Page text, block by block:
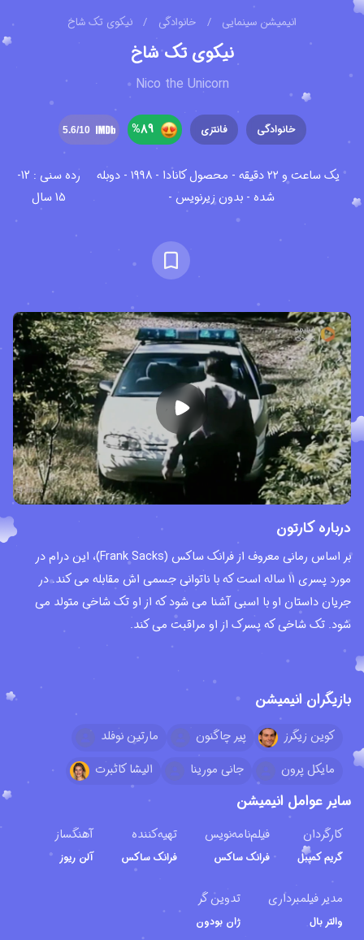
انیمیشن سینمایی / خانوادگی / نیکوی تک شاخ
نیکوی تک شاخ
Nico the Unicorn
خانوادگی فانتزی 89
%
5.6/10
یک ساعت و ۲۲ دقیقه - محصول کانادا - ۱۹۹۸ - دوبله
شده - بدون زیرنویس -
رده سنی : 12-
15 سال
درباره کارتون
بر اساس رمانی معروف از فرانک ساکس (Frank Sacks)، این درام در
مورد پسری 11 ساله است که با ناتوانی جسمی اش مقابله می کند. در
جریان داستان او با اسبی آشنا می شود که از او تک شاخی متولد می
شود. تک شاخی که پسرک از او مراقبت می کند.
بازیگران انیمیشن
کوین زیگرز پیر چاگنون
مارتین نوفلد
مایکل پرون
جانی مورینا الیشا کاثبرت
سایر عوامل انیمیشن
کارگردان
گریم کمپبل
فیلم‌نامه‌نویس
فرانک ساکس
تهیه‌کننده
فرانک ساکس
آهنگساز
آلن ریوز
مدیر فیلمبرداری
والتر بال
تدوین گر
ژان بودون